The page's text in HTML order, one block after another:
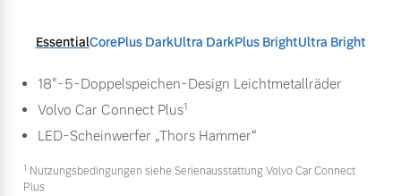
EssentialCorePlus DarkUltra DarkPlus BrightUltra Bright
18"-5-Doppelspeichen-Design Leichtmetallräder
Volvo Car Connect Plus1
LED-Scheinwerfer „Thors Hammer“
1 Nutzungsbedingungen siehe Serienausstattung Volvo Car Connect
Plus